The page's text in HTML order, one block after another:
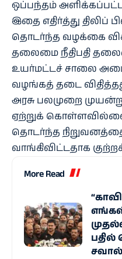
ஒப்பந்தம்
இதை எதிர்த்து திலிப்
தொடர்ந்த வழக்கை
தலைமை நீதிபதி
உயர்மட்டச் சாலை
வழங்கத் தடை
அரசு பலமுறை
ஏற்றுக்
தொடர்ந்த
வாங்கிவிட்டதாக
More Read
பதில்
சவால்